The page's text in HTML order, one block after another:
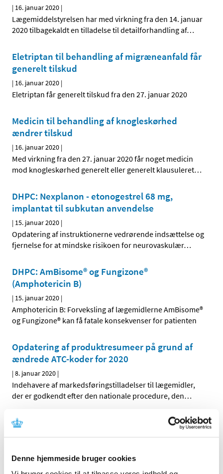
Denne hjemmeside bruger cookies
| 16. januar 2020 |
Lægemiddelstyrelsen har med virkning fra den 14. januar
2020 tilbagekaldt en tilladelse til detailforhandling af…
Eletriptan til behandling af migræneanfald får
generelt tilskud
| 16. januar 2020 |
Eletriptan får generelt tilskud fra den 27. januar 2020
Medicin til behandling af knogleskørhed
ændrer tilskud
| 16. januar 2020 |
Med virkning fra den 27. januar 2020 får noget medicin
mod knogleskørhed generelt eller generelt klausuleret…
DHPC: Nexplanon - etonogestrel 68 mg,
implantat til subkutan anvendelse
| 15. januar 2020 |
Opdatering af instruktionerne vedrørende indsættelse og
fjernelse for at mindske risikoen for neurovaskulær…
DHPC: AmBisome® og Fungizone®
(Amphotericin B)
| 15. januar 2020 |
Amphotericin B: Forveksling af lægemidlerne AmBisome®
og Fungizone® kan få fatale konsekvenser for patienten
Opdatering af produktresumeer på grund af
ændrede ATC-koder for 2020
|8. januar 2020 |
Indehavere af markedsføringstilladelser til lægemidler,
der er godkendt efter den nationale procedure, den…
Bevilling til Albertslund Apotek
|8. januar 2020|
Bendix Andersen får bevilling til at drive Albertslund